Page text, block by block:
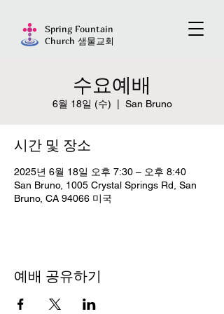
Spring Fountain
Church 샘물교회
수요예배
6월 18일 (수) San Bruno
시간 및 장소
2025년 6월 18일 오후 7:30 – 오후 8:40
San Bruno, 1005 Crystal Springs Rd, San
Bruno, CA 94066 미국
예배 공유하기